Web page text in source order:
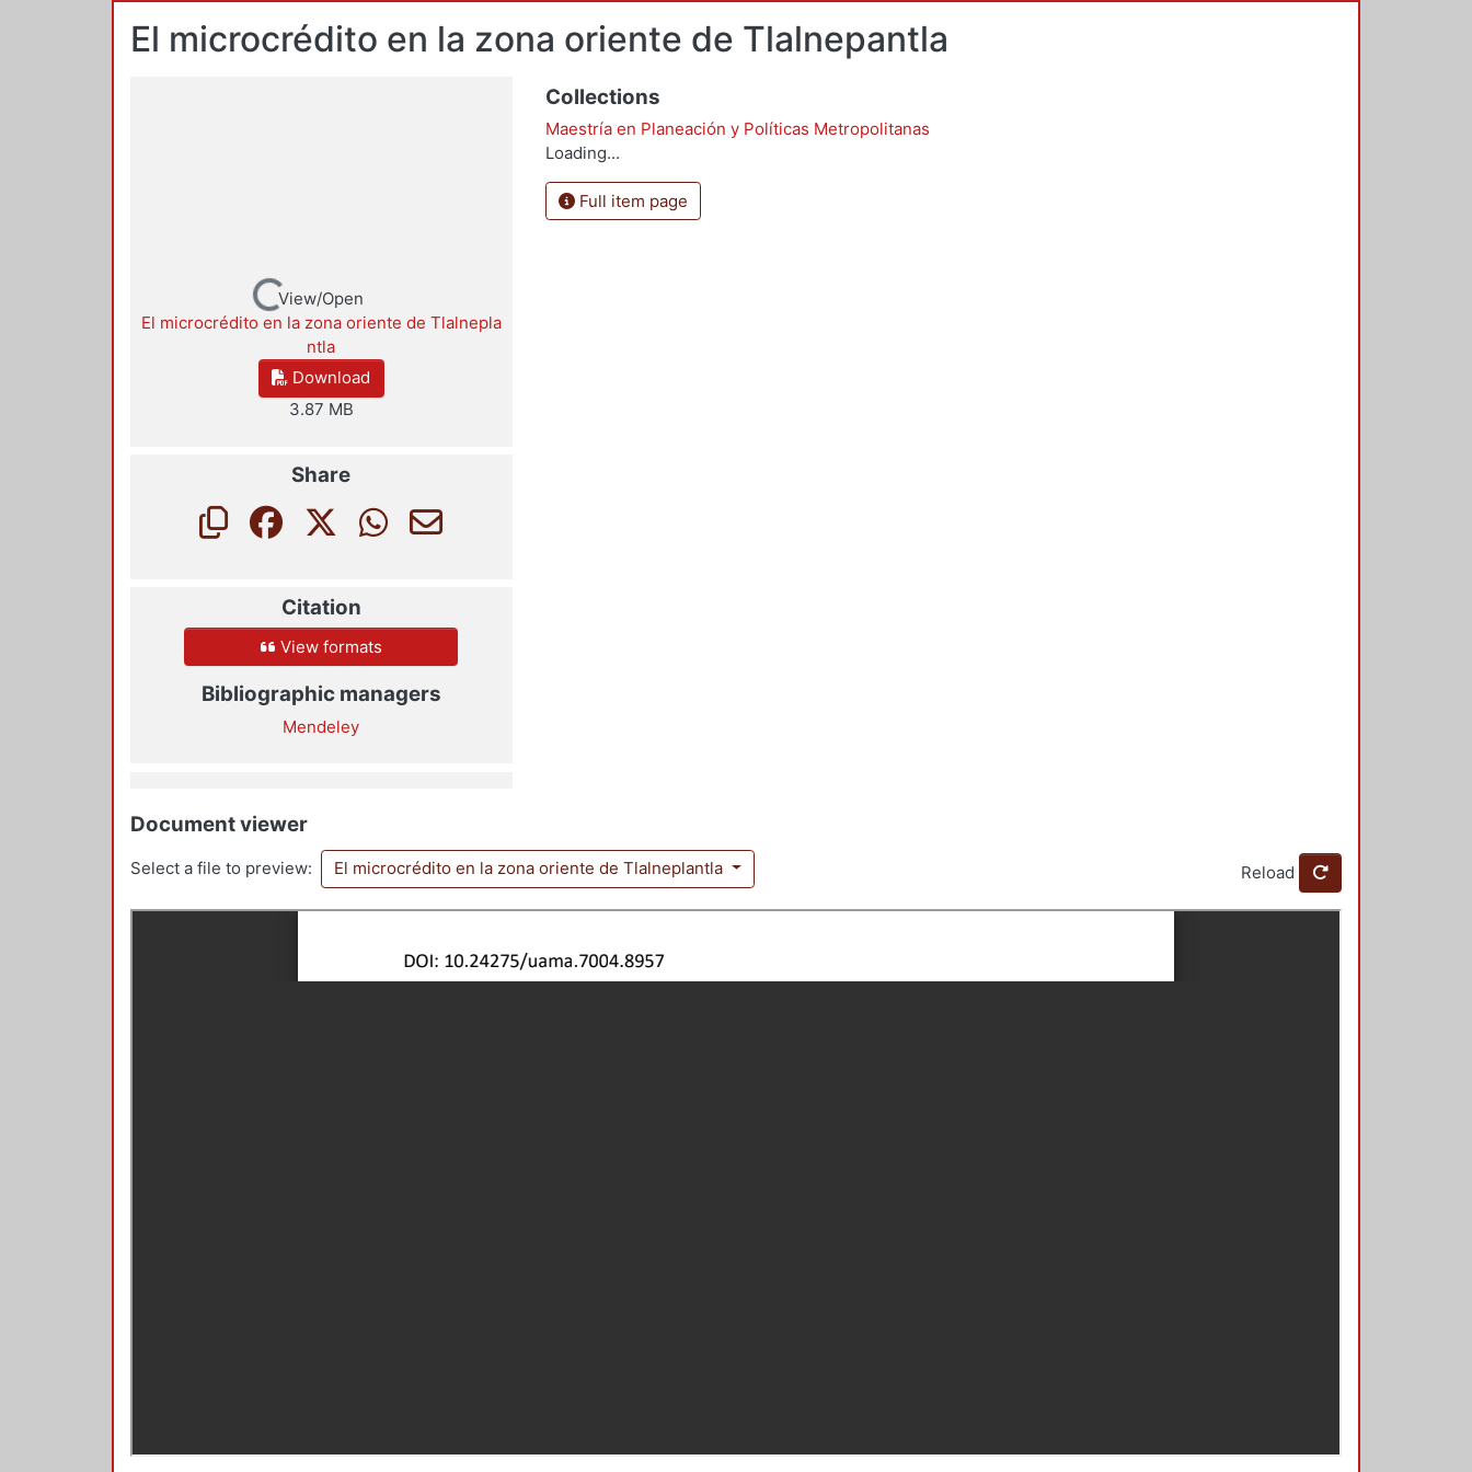
El microcrédito en la zona oriente de Tlalnepantla
Loading...View/Open
El microcrédito en la zona oriente de Tlalnepla
ntla
Download
3.87 MB
Share
Citation
View formats
Bibliographic managers
Mendeley
Collections
Maestría en Planeación y Políticas Metropolitanas
Loading...
Full item page
Document viewer
Select a file to preview: El microcrédito en la zona oriente de Tlalneplantla Reload